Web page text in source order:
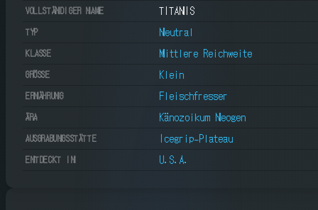
VOLLSTÄNDIGER NAME TITANIS
TYP Neutral
KLASSE Mittlere Reichweite
GRÖSSE Klein
ERNÄHRUNG Fleischfresser
ÄRA Känozoikum Neogen
AUSGRABUNGSSTÄTTE Icegrip-Plateau
ENTDECKT IN U.S.A.